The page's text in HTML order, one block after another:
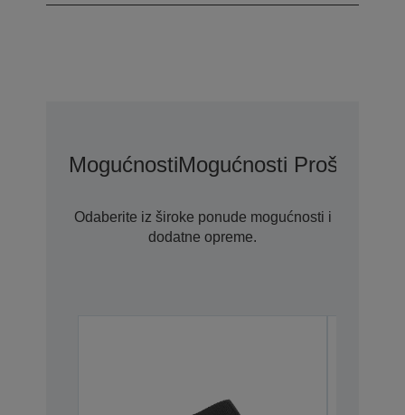
MogućnostiMogućnosti
Odaberite iz široke ponude mogućnosti i
dodatne opreme.